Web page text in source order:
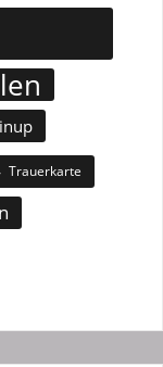
Trauerkarte